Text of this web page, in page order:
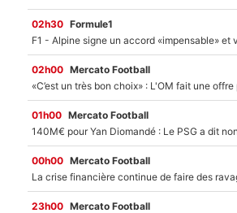
02h30 Formule1
02h00 Mercato Football
01h00 Mercato Football
00h00 Mercato Football
23h00 Mercato Football